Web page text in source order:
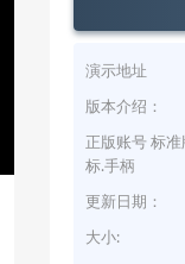
演示地址
版本介绍：
正版账号 标
标.手柄
更新日期：
大小: